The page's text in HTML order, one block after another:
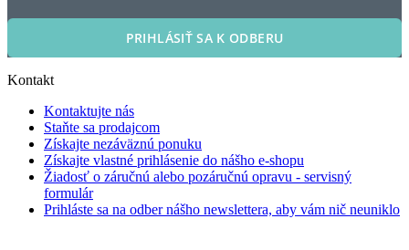
PRIHLÁSIŤ SA K ODBERU
Kontakt
Kontaktujte nás
Staňte sa prodajcom
Získajte nezáväznú ponuku
Získajte vlastné prihlásenie do nášho e-shopu
Žiadosť o záručnú alebo pozáručnú opravu - servisný
formulár
Prihláste sa na odber nášho newslettera, aby vám nič neuniklo